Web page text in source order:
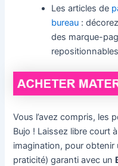
Les articles de
bureau :
des marque-
Vous l’avez compris, les
Bujo ! Laissez libre court
imagination, pour obtenir
praticité) garanti avec un